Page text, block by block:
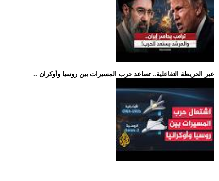
.. عبر الخريطة التفاعلية.. تصاعد حرب المسيرات بين روسيا وأوكران